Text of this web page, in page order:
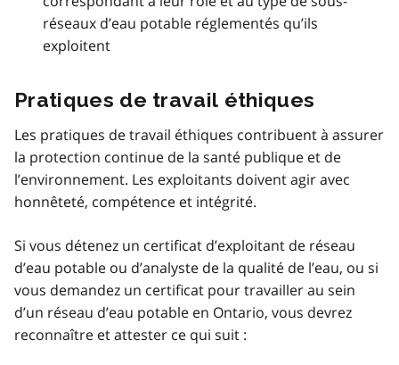
réseaux d’eau potable réglementés qu’ils
exploitent
Pratiques de travail éthiques
Les pratiques de travail éthiques contribuent à assurer
la protection continue de la santé publique et de
l’environnement. Les exploitants doivent agir avec
honnêteté, compétence et intégrité.
Si vous détenez un certificat d’exploitant de réseau
d’eau potable ou d’analyste de la qualité de l’eau, ou si
vous demandez un certificat pour travailler au sein
d’un réseau d’eau potable en Ontario, vous devrez
reconnaître et attester ce qui suit :